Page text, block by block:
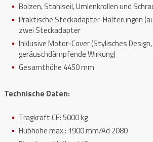
Bolzen, Stahlseil, Umlenkrollen und
Praktische Steckadapter-Halterungen
zwei Steckadapter
Inklusive Motor-Cover (Stylisches
geräuschdämpfende Wirkung)
Gesamthöhe 4450 mm
Technische Daten:
Tragkraft CE: 5000 kg
Hubhöhe max.: 1900 mm/Ad 2080